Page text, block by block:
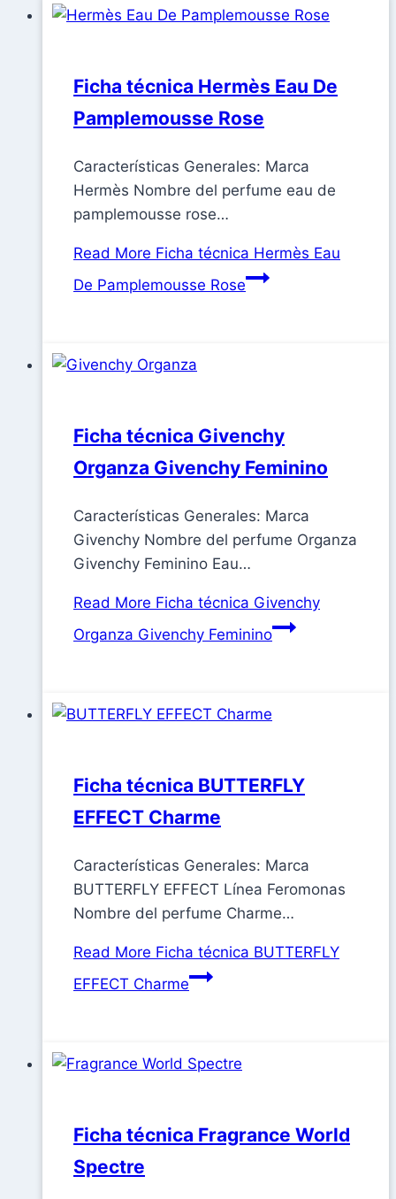
Ficha técnica Hermès Eau De
Pamplemousse Rose
Características Generales: Marca
Hermès Nombre del perfume eau de
pamplemousse rose…
Read More Ficha técnica Hermès Eau
De Pamplemousse Rose
Ficha técnica Givenchy
Organza Givenchy Feminino
Características Generales: Marca
Givenchy Nombre del perfume Organza
Givenchy Feminino Eau…
Read More Ficha técnica Givenchy
Organza Givenchy Feminino
Ficha técnica BUTTERFLY
EFFECT Charme
Características Generales: Marca
BUTTERFLY EFFECT Línea Feromonas
Nombre del perfume Charme…
Read More Ficha técnica BUTTERFLY
EFFECT Charme
Ficha técnica Fragrance World
Spectre